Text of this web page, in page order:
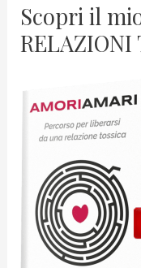
Scopri il
RELAZIONI